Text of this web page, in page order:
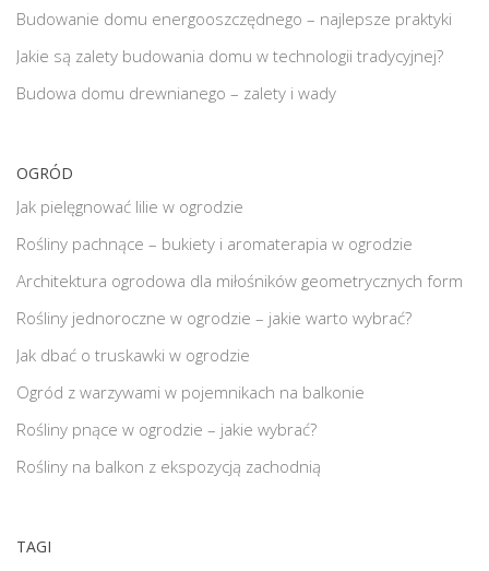
Budowanie domu energooszczędnego – najlepsze praktyki
Jakie są zalety budowania domu w technologii tradycyjnej?
Budowa domu drewnianego – zalety i wady
OGRÓD
Jak pielęgnować lilie w ogrodzie
Rośliny pachnące – bukiety i aromaterapia w ogrodzie
Architektura ogrodowa dla miłośników geometrycznych form
Rośliny jednoroczne w ogrodzie – jakie warto wybrać?
Jak dbać o truskawki w ogrodzie
Ogród z warzywami w pojemnikach na balkonie
Rośliny pnące w ogrodzie – jakie wybrać?
Rośliny na balkon z ekspozycją zachodnią
TAGI